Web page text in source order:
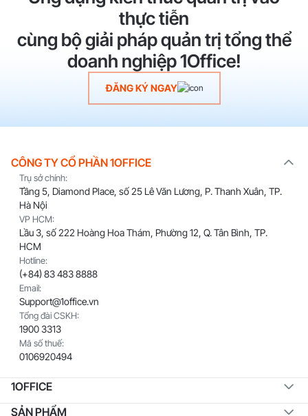
thực tiễn
cùng bộ giải pháp quản trị tổng thể
doanh nghiệp 1Office!
ĐĂNG KÝ NGAY
CÔNG TY CỔ PHẦN 1OFFICE
Trụ sở chính:
Tầng 5, Diamond Place, số 25 Lê Văn Lương, P. Thanh Xuân, TP.
Hà Nội
VP HCM:
Lầu 3, số 222 Hoàng Hoa Thám, Phường 12, Q. Tân Bình, TP.
HCM
Hotline:
(+84) 83 483 8888
Email:
Support@1office.vn
Tổng đài CSKH:
1900 3313
Mã số thuế:
0106920494
1OFFICE
SẢN PHẨM